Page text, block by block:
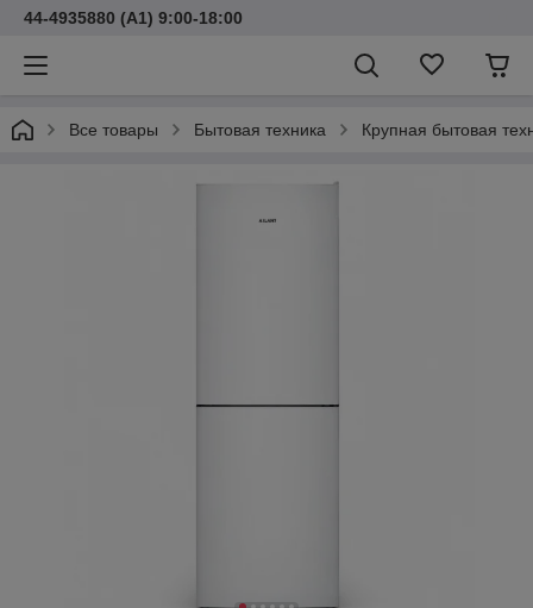
44-4935880 (A1) 9:00-18:00
Все товары Бытовая техника Крупная бытовая